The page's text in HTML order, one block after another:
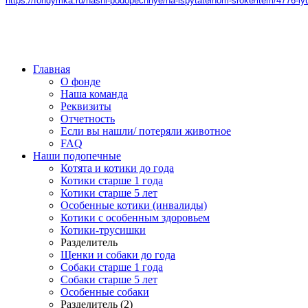
Главная
О фонде
Наша команда
Реквизиты
Отчетность
Если вы нашли/ потеряли животное
FAQ
Наши подопечные
Котята и котики до года
Котики старше 1 года
Котики старше 5 лет
Особенные котики (инвалиды)
Котики с особенным здоровьем
Котики-трусишки
Разделитель
Щенки и собаки до года
Собаки старше 1 года
Собаки старше 5 лет
Особенные собаки
Разделитель (2)